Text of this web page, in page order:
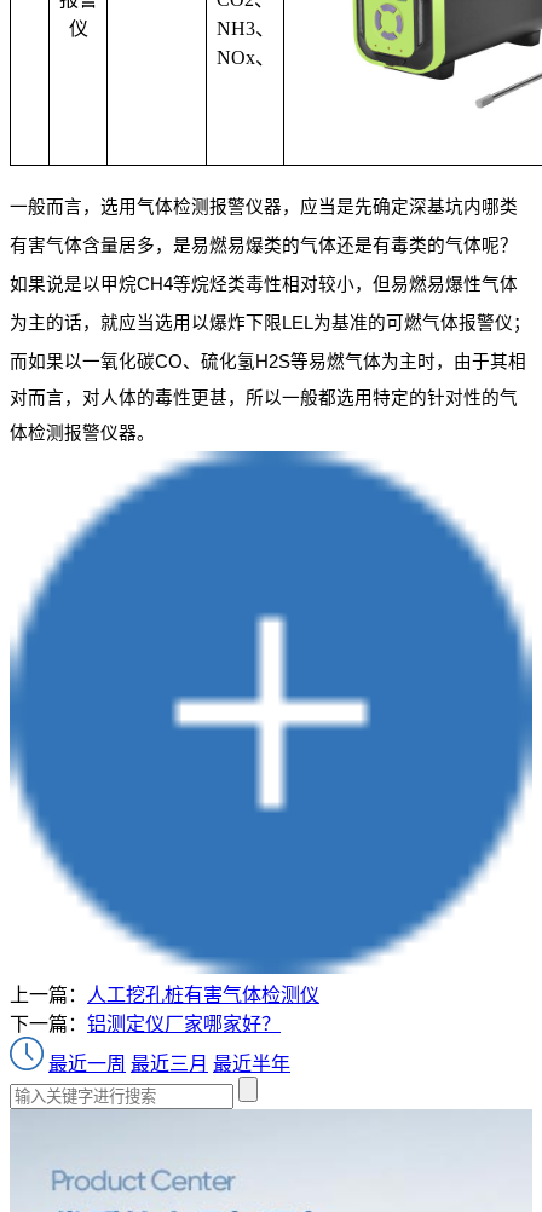
仪
NH3、
NOx、
一般而言，选用气体检测报警仪器，应当是先确定深基坑内哪类
有害气体含量居多，是易燃易爆类的气体还是有毒类的气体呢？
如果说是以甲烷CH4等烷烃类毒性相对较小，但易燃易爆性气体
为主的话，就应当选用以爆炸下限 LEL为基准的可燃气体报警仪；
而如果以一氧化碳CO、硫化氢H2S等易燃气体为主时，由于其相
对而言，对人体的毒性更甚，所以一般都选用特定的针对性的气
体检测报警仪器。
上一篇：
人工挖孔桩有害气体检测仪
下一篇： 铝测定仪厂家哪家好？
最近一周 最近三月 最近半年